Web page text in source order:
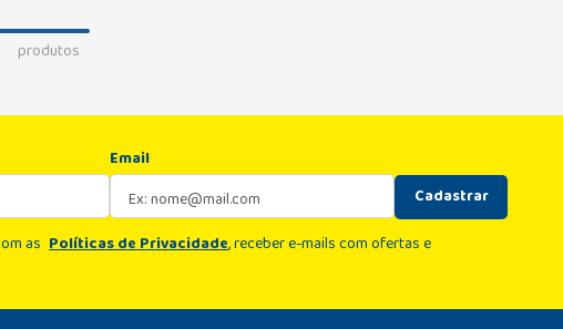
produtos
Email
Cadastrar
as Políticas de Privacidade, receber e-mails com ofertas e